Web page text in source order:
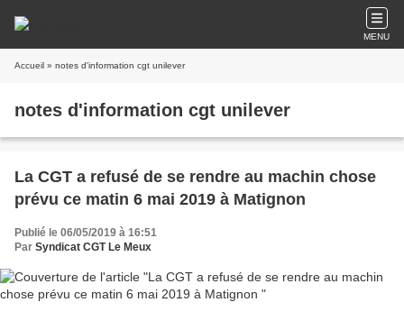
MENU
Accueil » notes d'information cgt unilever
notes d'information cgt unilever
La CGT a refusé de se rendre au machin chose
prévu ce matin 6 mai 2019 à Matignon
Publié le 06/05/2019 à 16:51
Par Syndicat CGT Le Meux